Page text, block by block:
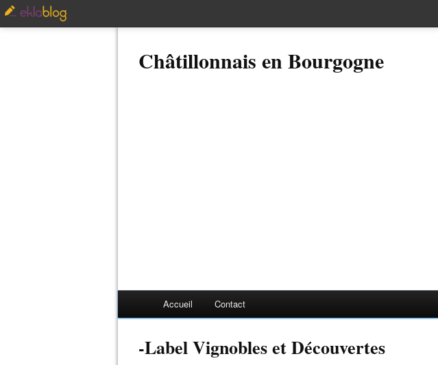
Châtillonnais en Bourgogne
Accueil Contact
-Label Vignobles et Découvertes